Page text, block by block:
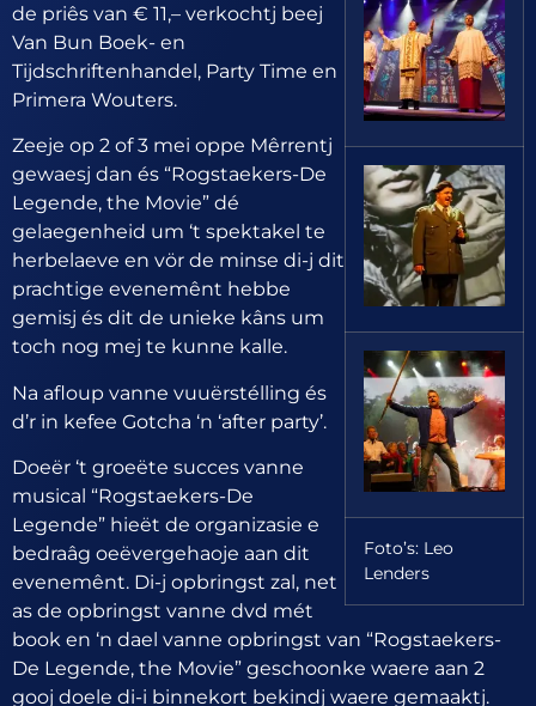
Foto’s: Leo
Lenders
de priês van € 11,– verkochtj beej
Van Bun Boek- en
Tijdschriftenhandel, Party Time en
Primera Wouters.
Zeeje op 2 of 3 mei oppe Mêrrentj
gewaesj dan és “Rogstaekers-De
Legende, the Movie” dé
gelaegenheid um ‘t spektakel te
herbelaeve en vör de minse di-j dit
prachtige evenemênt hebbe
gemisj és dit de unieke kâns um
toch nog mej te kunne kalle.
Na afloup vanne vuuërstélling és
d’r in kefee Gotcha ‘n ‘after party’.
Doeër ‘t groeëte succes vanne
musical “Rogstaekers-De
Legende” hieët de organizasie e
bedraâg oeëvergehaoje aan dit
evenemênt. Di-j opbringst zal, net
as de opbringst vanne dvd mét
book en ‘n dael vanne opbringst van “Rogstaekers-
De Legende, the Movie” geschoonke waere aan 2
gooj doele di-i binnekort bekindj waere gemaaktj.